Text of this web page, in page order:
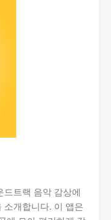
트랙 음악 감상에
소개합니다. 이 앱은